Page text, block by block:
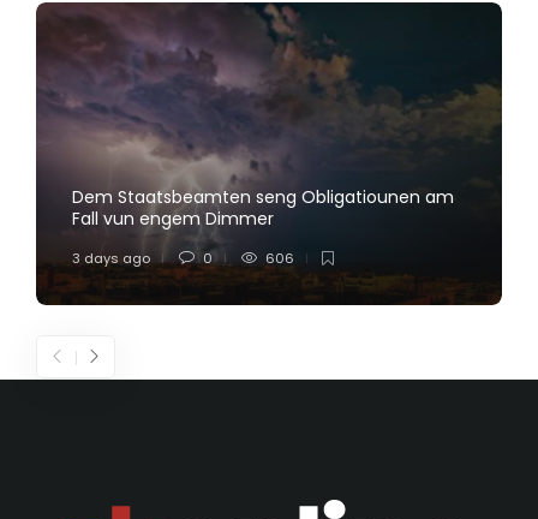
Dem Staatsbeamten seng Obligatiounen am
Fall vun engem Dimmer
3 days ago 0 606